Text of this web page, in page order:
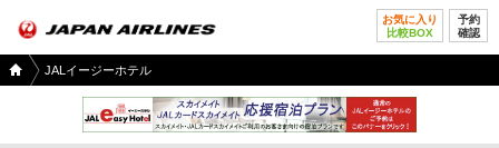
お気に入り
比較BOX
予約
確認
国内
ツア
JALイージーホテル